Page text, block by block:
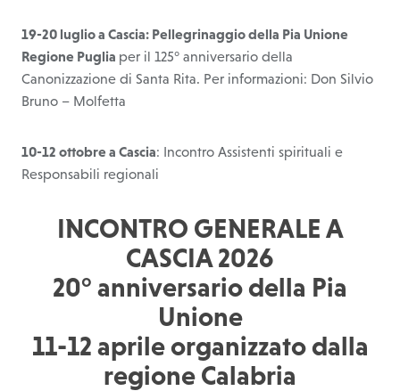
19-20 luglio a Cascia: Pellegrinaggio della Pia Unione
Regione Puglia per il 125° anniversario della
Canonizzazione di Santa Rita. Per informazioni: Don Silvio
Bruno – Molfetta
10-12 ottobre a Cascia: Incontro Assistenti spirituali e
Responsabili regionali
INCONTRO GENERALE A
CASCIA 2026
20° anniversario della Pia
Unione
11-12 aprile organizzato dalla
regione Calabria